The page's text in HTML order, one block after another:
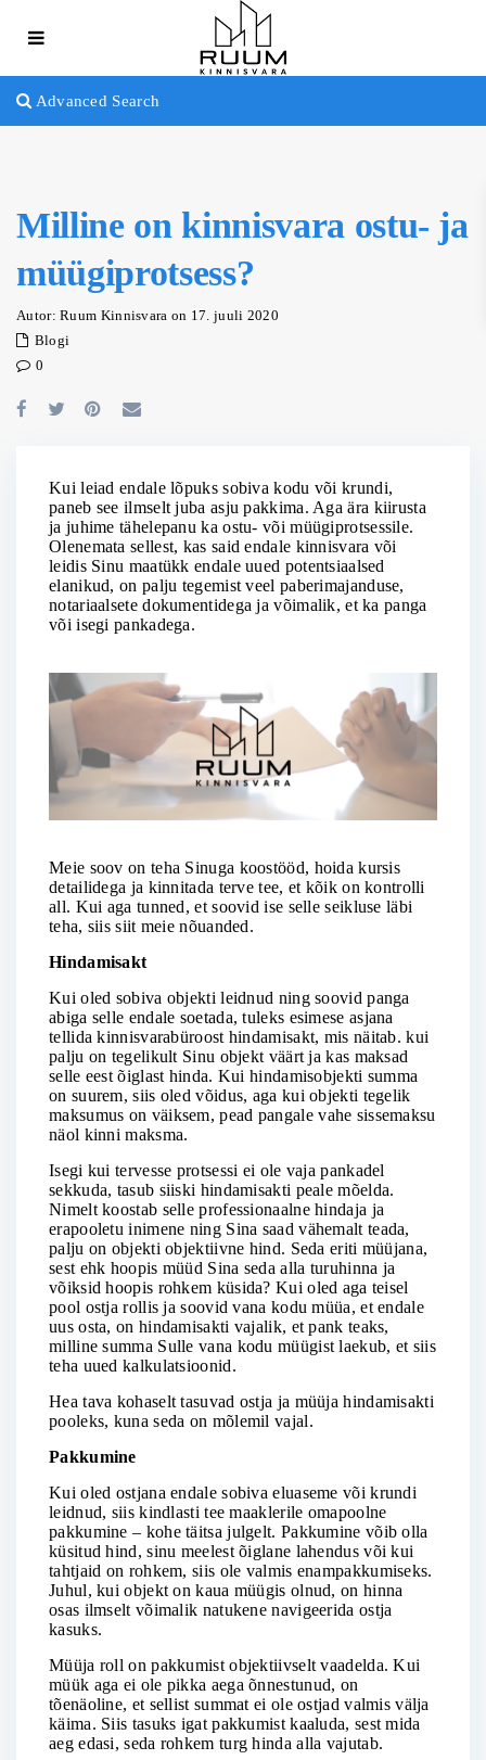
Advanced Search
Milline on kinnisvara ostu- ja
müügiprotsess?
Autor: Ruum Kinnisvara on 17. juuli 2020
Blogi
0
Kui leiad endale lõpuks sobiva kodu või krundi,
paneb see ilmselt juba asju pakkima. Aga ära kiirusta
ja juhime tähelepanu ka ostu- või müügiprotsessile.
Olenemata sellest, kas said endale kinnisvara või
leidis Sinu maatükk endale uued potentsiaalsed
elanikud, on palju tegemist veel paberimajanduse,
notariaalsete dokumentidega ja võimalik, et ka panga
või isegi pankadega.
Meie soov on teha Sinuga koostööd, hoida kursis
detailidega ja kinnitada terve tee, et kõik on kontrolli
all. Kui aga tunned, et soovid ise selle seikluse läbi
teha, siis siit meie nõuanded.
Hindamisakt
Kui oled sobiva objekti leidnud ning soovid panga
abiga selle endale soetada, tuleks esimese asjana
tellida kinnisvarabüroost hindamisakt, mis näitab. kui
palju on tegelikult Sinu objekt väärt ja kas maksad
selle eest õiglast hinda. Kui hindamisobjekti summa
on suurem, siis oled võidus, aga kui objekti tegelik
maksumus on väiksem, pead pangale vahe sissemaksu
näol kinni maksma.
Isegi kui tervesse protsessi ei ole vaja pankadel
sekkuda, tasub siiski hindamisakti peale mõelda.
Nimelt koostab selle professionaalne hindaja ja
erapooletu inimene ning Sina saad vähemalt teada,
palju on objekti objektiivne hind. Seda eriti müüjana,
sest ehk hoopis müüd Sina seda alla turuhinna ja
võiksid hoopis rohkem küsida? Kui oled aga teisel
pool ostja rollis ja soovid vana kodu müüa, et endale
uus osta, on hindamisakti vajalik, et pank teaks,
milline summa Sulle vana kodu müügist laekub, et siis
teha uued kalkulatsioonid.
Hea tava kohaselt tasuvad ostja ja müüja hindamisakti
pooleks, kuna seda on mõlemil vajal.
Pakkumine
Kui oled ostjana endale sobiva eluaseme või krundi
leidnud, siis kindlasti tee maaklerile omapoolne
pakkumine – kohe täitsa julgelt. Pakkumine võib olla
küsitud hind, sinu meelest õiglane lahendus või kui
tahtjaid on rohkem, siis ole valmis enampakkumiseks.
Juhul, kui objekt on kaua müügis olnud, on hinna
osas ilmselt võimalik natukene navigeerida ostja
kasuks.
Müüja roll on pakkumist objektiivselt vaadelda. Kui
müük aga ei ole pikka aega õnnestunud, on
tõenäoline, et sellist summat ei ole ostjad valmis välja
käima. Siis tasuks igat pakkumist kaaluda, sest mida
aeg edasi, seda rohkem turg hinda alla vajutab.